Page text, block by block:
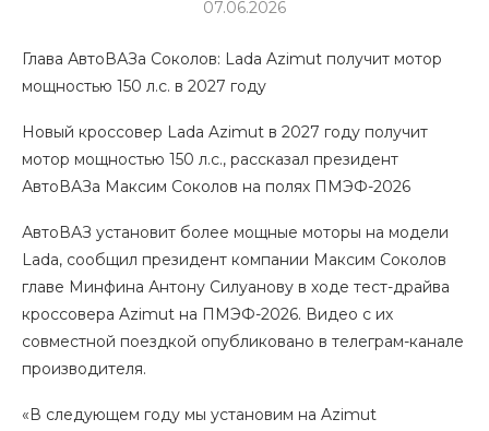
07.06.2026
Глава АвтоВАЗа Соколов: Lada Azimut получит мотор
мощностью 150 л.с. в 2027 году
Новый кроссовер Lada Azimut в 2027 году получит
мотор мощностью 150 л.с., рассказал президент
АвтоВАЗа Максим Соколов на полях ПМЭФ-2026
АвтоВАЗ установит более мощные моторы на модели
Lada, сообщил президент компании Максим Соколов
главе Минфина Антону Силуанову в ходе тест-драйва
кроссовера Azimut на ПМЭФ-2026. Видео с их
совместной поездкой опубликовано в телеграм-канале
производителя.
«В следующем году мы установим на Azimut